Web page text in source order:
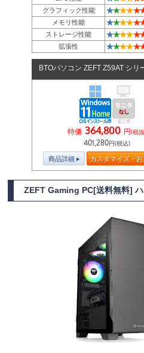
グラフィック性能 ★★★★★
メモリ性能 ★★★★★
ストレージ性能 ★★★★★
拡張性 ★★★★★
BTOパソコン ZEFT Z59AT シリ
特価 364,800 円(税
401,280円(税込)
商品詳細 カスタマイズ・
ZEFT Gaming PC[送料無料]